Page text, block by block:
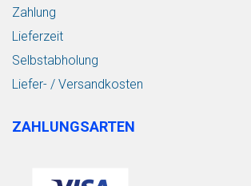
Zahlung
Lieferzeit
Selbstabholung
Liefer- / Versandkosten
ZAHLUNGSARTEN